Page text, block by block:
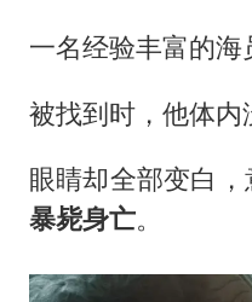
一名经验丰富的海
被找到时，他体内
眼睛却全部变白
暴毙身亡。